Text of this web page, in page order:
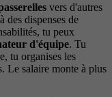
vers d'autres
des dispenses de
tu peux
d'équipe. Tu
tu organises les
Le salaire monte à plus